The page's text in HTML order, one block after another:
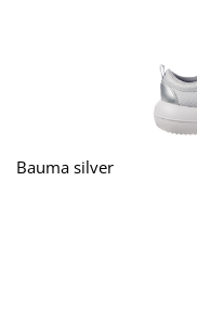
Bauma silver